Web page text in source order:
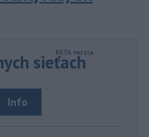
sieťach
Info